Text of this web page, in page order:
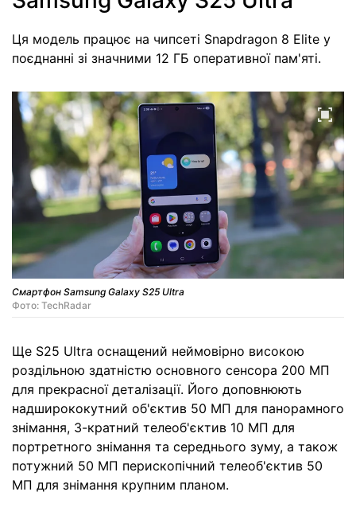
Ця модель працює на чипсеті Snapdragon 8 Elite у
поєднанні зі значними 12 ГБ оперативної пам'яті.
Смартфон Samsung Galaxy S25 Ultra
Фото: TechRadar
Ще S25 Ultra оснащений неймовірно високою
роздільною здатністю основного сенсора 200 МП
для прекрасної деталізації. Його доповнюють
надширококутний об'єктив 50 МП для панорамного
знімання, 3-кратний телеоб'єктив 10 МП для
портретного знімання та середнього зуму, а також
потужний 50 МП перископічний телеоб'єктив 50
МП для знімання крупним планом.